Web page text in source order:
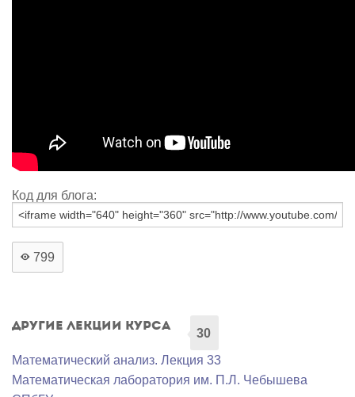
Код для блога:
799
Другие лекции курса
30
Математический анализ. Лекция 33
Математичеcкая лаборатория им. П.Л. Чебышева